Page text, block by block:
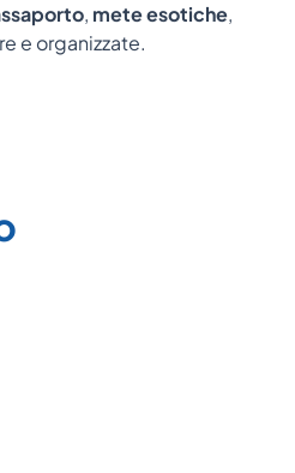
, mete esotiche,
e organizzate.